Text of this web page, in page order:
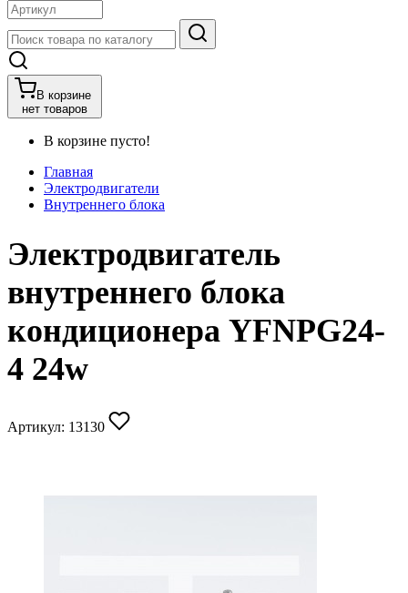
В корзине
нет товаров
В корзине пусто!
Главная
Электродвигатели
Внутреннего блока
Электродвигатель
внутреннего блока
кондиционера YFNPG24-
4 24w
Артикул: 13130